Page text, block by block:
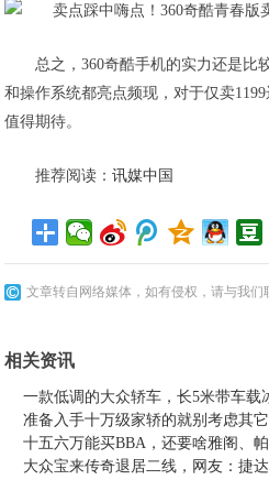
总之，360奇酷手机的实力还是比
和操作系统都亮点频现，对于仅卖
值得期待。
推荐阅读：讯媒中国
文章转自网络媒体，如有侵权，请与我们
相关资讯
一款低调的大众轿车，长5米带车载
准备入手十万级家轿的就别考虑其
十五六万能买BBA，还要啥雅阁、
大众宝来传奇退居二线，网友：捷